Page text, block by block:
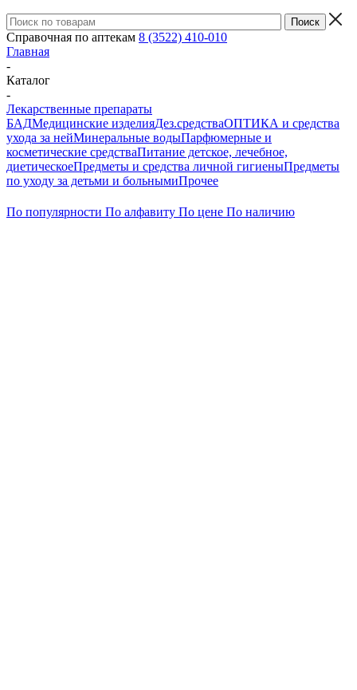
Справочная по аптекам 8 (3522) 410-010
Главная
-
Каталог
-
Лекарственные препараты
БАДМедицинские изделияДез.средстваОПТИКА и средства
ухода за нейМинеральные водыПарфюмерные и
косметические средстваПитание детское, лечебное,
диетическоеПредметы и средства личной гигиеныПредметы
по уходу за детьми и больнымиПрочее
По популярности По алфавиту По цене По наличию